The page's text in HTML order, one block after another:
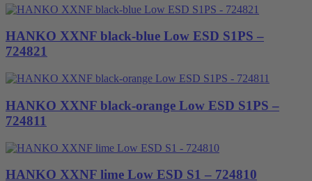
HANKO XXNF black-blue Low ESD S1PS –
724821
HANKO XXNF black-orange Low ESD S1PS –
724811
HANKO XXNF lime Low ESD S1 – 724810